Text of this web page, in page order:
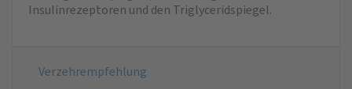
Insulinrezeptoren und den Triglyceridspiegel.
Verzehrempfehlung